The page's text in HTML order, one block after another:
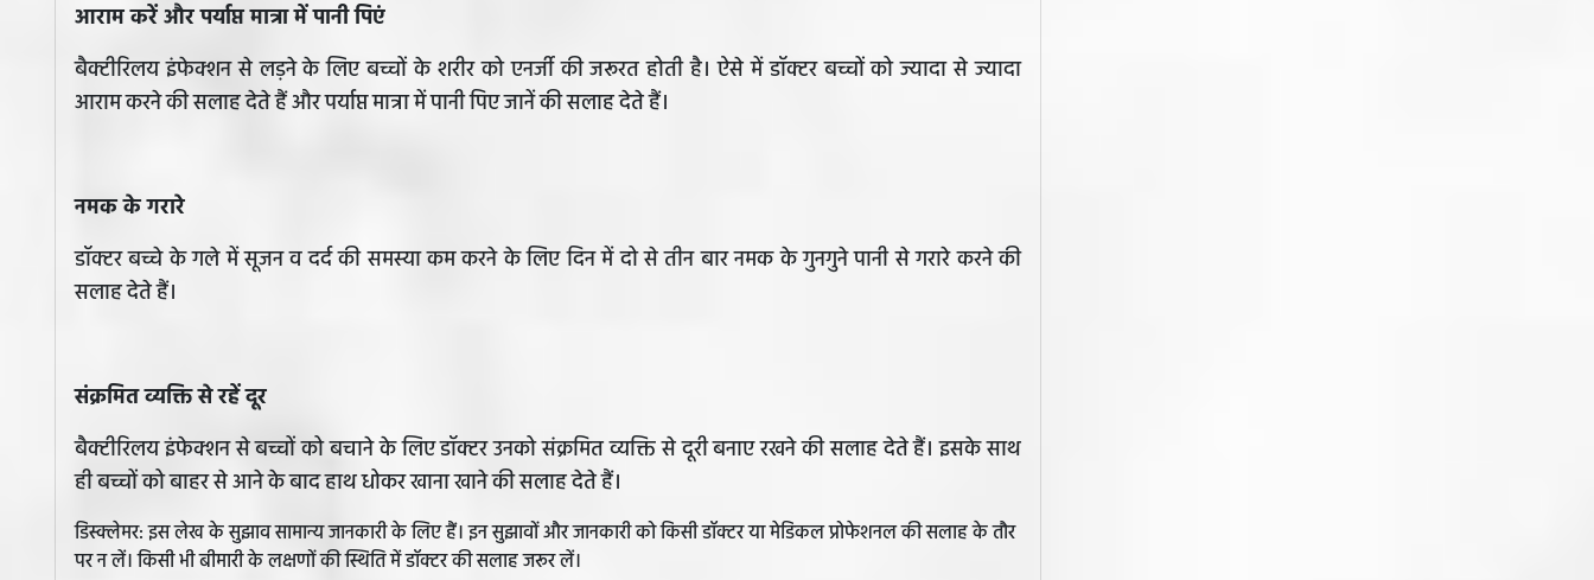
आराम करें और पर्याप्त मात्रा में पानी पिएं
बैक्टीरिलय इंफेक्शन से लड़ने के लिए बच्चों के शरीर को एनर्जी की जरूरत होती है। ऐसे में डॉक्टर बच्चों को ज्यादा से ज्यादा
आराम करने की सलाह देते हैं और पर्याप्त मात्रा में पानी पिए जानें की सलाह देते हैं।
नमक के गरारे
डॉक्टर बच्चे के गले में सूजन व दर्द की समस्या कम करने के लिए दिन में दो से तीन बार नमक के गुनगुने पानी से गरारे करने की
सलाह देते हैं।
संक्रमित व्यक्ति से रहें दूर
बैक्टीरिलय इंफेक्शन से बच्चों को बचाने के लिए डॉक्टर उनको संक्रमित व्यक्ति से दूरी बनाए रखने की सलाह देते हैं। इसके साथ
ही बच्चों को बाहर से आने के बाद हाथ धोकर खाना खाने की सलाह देते हैं।
डिस्क्लेमर: इस लेख के सुझाव सामान्य जानकारी के लिए हैं। इन सुझावों और जानकारी को किसी डॉक्टर या मेडिकल प्रोफेशनल की सलाह के तौर
पर न लें। किसी भी बीमारी के लक्षणों की स्थिति में डॉक्टर की सलाह जरूर लें।